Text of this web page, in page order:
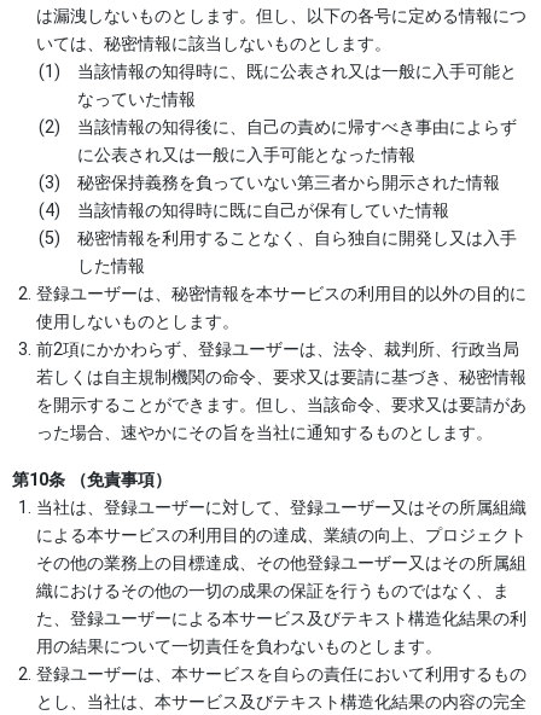
は漏洩しないものとします。但し、以下の各号に定める情報につ
いては、秘密情報に該当しないものとします。
当該情報の知得時に、既に公表され又は一般に入手可能と
なっていた情報
当該情報の知得後に、自己の責めに帰すべき事由によらず
に公表され又は一般に入手可能となった情報
秘密保持義務を負っていない第三者から開示された情報
当該情報の知得時に既に自己が保有していた情報
秘密情報を利用することなく、自ら独自に開発し又は入手
した情報
登録ユーザーは、秘密情報を本サービスの利用目的以外の目的に
使用しないものとします。
前2項にかかわらず、登録ユーザーは、法令、裁判所、行政当局
若しくは自主規制機関の命令、要求又は要請に基づき、秘密情報
を開示することができます。但し、当該命令、要求又は要請があ
った場合、速やかにその旨を当社に通知するものとします。
第10条 （免責事項）
当社は、登録ユーザーに対して、登録ユーザー又はその所属組織
による本サービスの利用目的の達成、業績の向上、プロジェクト
その他の業務上の目標達成、その他登録ユーザー又はその所属組
織におけるその他の一切の成果の保証を行うものではなく、ま
た、登録ユーザーによる本サービス及びテキスト構造化結果の利
用の結果について一切責任を負わないものとします。
登録ユーザーは、本サービスを自らの責任において利用するもの
とし、当社は、本サービス及びテキスト構造化結果の内容の完全